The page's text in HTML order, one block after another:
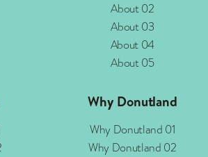
About 02
About 03
About 04
About 05
Why Donutland
Why Donutland 01
Why Donutland 02